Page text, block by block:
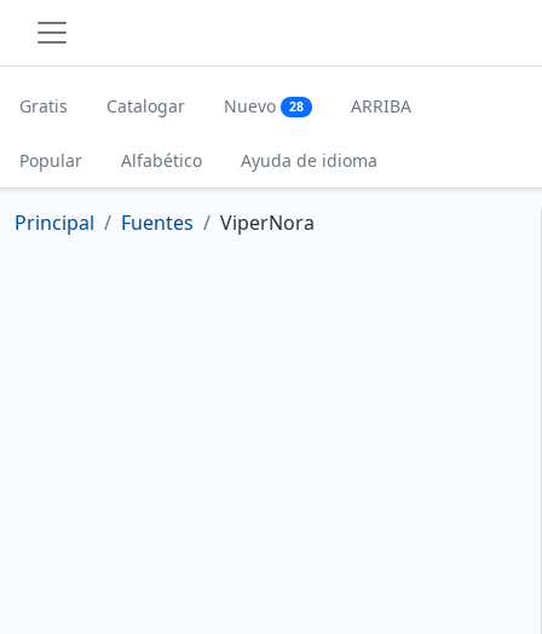
Gratis Catalogar Nuevo 28 ARRIBA
Popular Alfabético Ayuda de idioma
Principal Fuentes ViperNora